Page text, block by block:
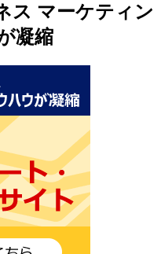
ス マーケティン
凝縮